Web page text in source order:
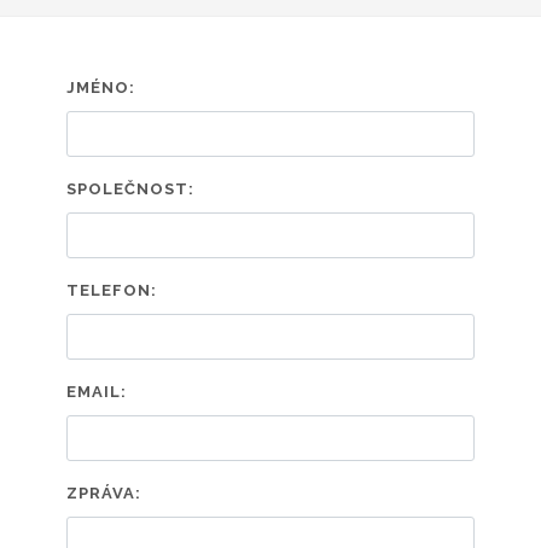
JMÉNO:
SPOLEČNOST:
TELEFON:
EMAIL:
ZPRÁVA: